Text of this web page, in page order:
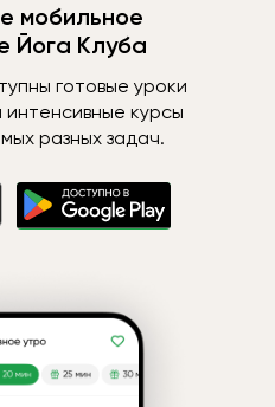
мобильное
Йога Клуба
готовые уроки
курсы
разных задач.